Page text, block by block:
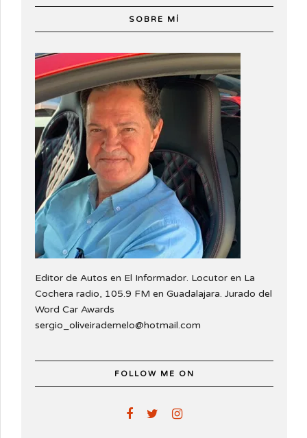
SOBRE MÍ
Editor de Autos en El Informador. Locutor en La
Cochera radio, 105.9 FM en Guadalajara. Jurado del
Word Car Awards
sergio_oliveirademelo@hotmail.com
FOLLOW ME ON